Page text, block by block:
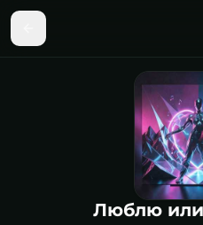
Песня Люблю или не
Люблю